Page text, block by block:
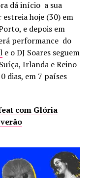
dá início a sua
hoje (30) em
e depois em
performance do
e o DJ Soares seguem
Irlanda e Reino
dias, em 7 países
com Glória